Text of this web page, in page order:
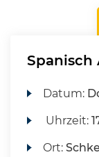
Spanisch
Datum:
Uhrzeit:
Ort: